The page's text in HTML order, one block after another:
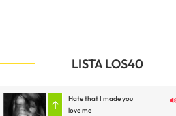
LISTA LOS40
Hate that I made you
love me